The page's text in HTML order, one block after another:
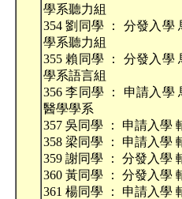
學系聽力組
354 劉同學 ： 分發入學
學系聽力組
355 賴同學 ： 分發入學
學系語言組
356 李同學 ： 申請入學
醫學學系
357 吳同學 ： 申請入學
358 梁同學 ： 申請入學
359 謝同學 ： 分發入學
360 黃同學 ： 分發入學
361 楊同學 ： 申請入學